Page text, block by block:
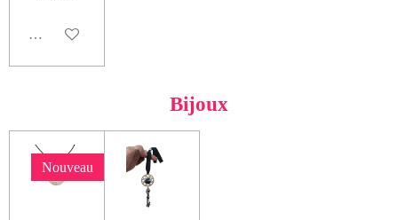
Voir les détails
Bijoux
Nouveau